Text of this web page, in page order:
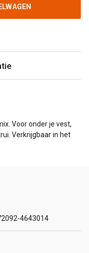
Voor onder je vest,
Verkrijgbaar in het
4643014